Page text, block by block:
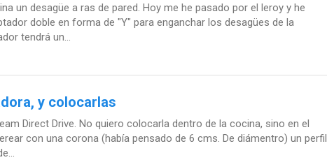
un desagüe a ras de pared. Hoy me he pasado por el leroy y he
doble en forma de "Y" para enganchar los desagües de la
tendrá un...
y colocarlas
Direct Drive. No quiero colocarla dentro de la cocina, sino en el
con una corona (había pensado de 6 cms. De diámentro) un perfil